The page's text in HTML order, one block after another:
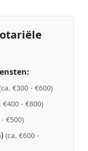
€300 - €600)
€400 - €800)
€500)
(ca. €600 -